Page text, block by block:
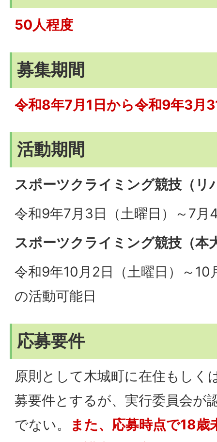
50人程度
募集期間
令和8年7月1日から令和9年3月
活動期間
スポーツクライミング競技（リ
令和9年7月3日（土曜日）～7月
スポーツクライミング競技（本
令和9年10月2日（土曜日）～10
の活動可能日
応募要件
原則として木城町に在住もしく
募要件とするが、実行委員会が
でない。
また、応募時点で18